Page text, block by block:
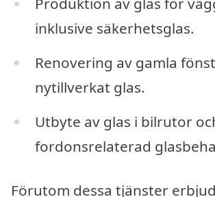
inklusive säkerhetsglas.
Renovering av gamla
nytillverkat glas.
Utbyte av glas i bilrutor
fordonsrelaterad
Förutom dessa tjänster